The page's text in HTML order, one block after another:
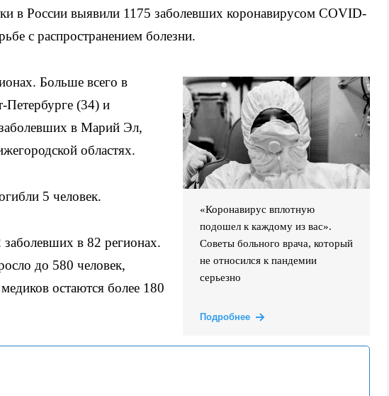
в России выявили 1175 заболевших коронавирусом COVID-
с распространением болезни.
«Коронавирус вплотную
подошел к каждому из вас».
Советы больного врача, который
не относился к пандемии
серьезно
Подробнее
Больше всего в
(34) и
в Марий Эл,
областях.
5 человек.
заболевших в 82 регионах.
до 580 человек,
остаются более 180